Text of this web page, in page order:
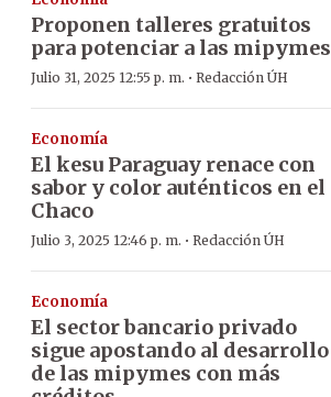
Proponen talleres gratuitos
para potenciar a las mipymes
Julio 31, 2025 12:55 p. m. · Redacción ÚH
Economía
El kesu Paraguay renace con
sabor y color auténticos en el
Chaco
Julio 3, 2025 12:46 p. m. · Redacción ÚH
Economía
El sector bancario privado
sigue apostando al desarrollo
de las mipymes con más